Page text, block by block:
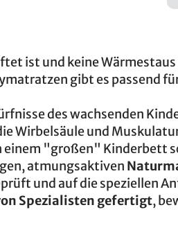
ist und keine
gibt es passend
des wachsenden
Wirbelsäule und
einem "großen" Kinderbett
atmungsaktiven
und auf die speziellen
Spezialisten gefertigt,